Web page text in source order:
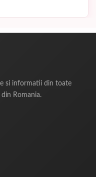
si informatii din toate
Romania.